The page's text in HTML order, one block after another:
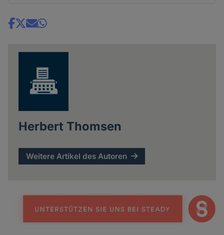
Share
Herbert Thomsen
Weitere Artikel des Autoren